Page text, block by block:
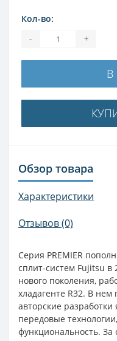
Кол-во:
- +
В
Обзор товара
Характеристики
Отзывов (0)
Серия PREMIER
сплит-систем Fujitsu в
нового поколения,
хладагенте R32. В
авторские
передовые
функциональность. За